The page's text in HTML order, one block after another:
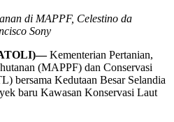
di MAPPF, Celestino da
Sony
Kementerian Pertanian,
(MAPPF) dan Conservasi
bersama Kedutaan Besar Selandia
baru Kawasan Konservasi Laut